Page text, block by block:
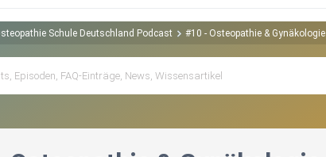
Schule Deutschland Podcast #10 - Osteopathie & Gynäkologie